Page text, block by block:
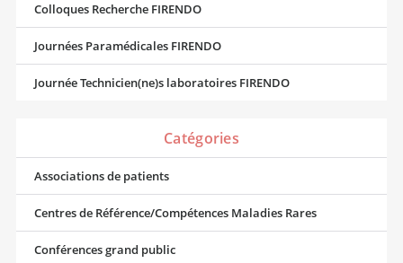
Colloques Recherche FIRENDO
Journées Paramédicales FIRENDO
Journée Technicien(ne)s laboratoires FIRENDO
Catégories
Associations de patients
Centres de Référence/Compétences Maladies Rares
Conférences grand public